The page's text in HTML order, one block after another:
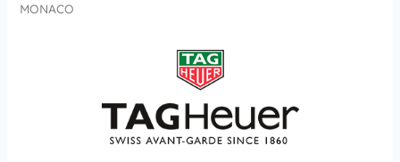
MONACO